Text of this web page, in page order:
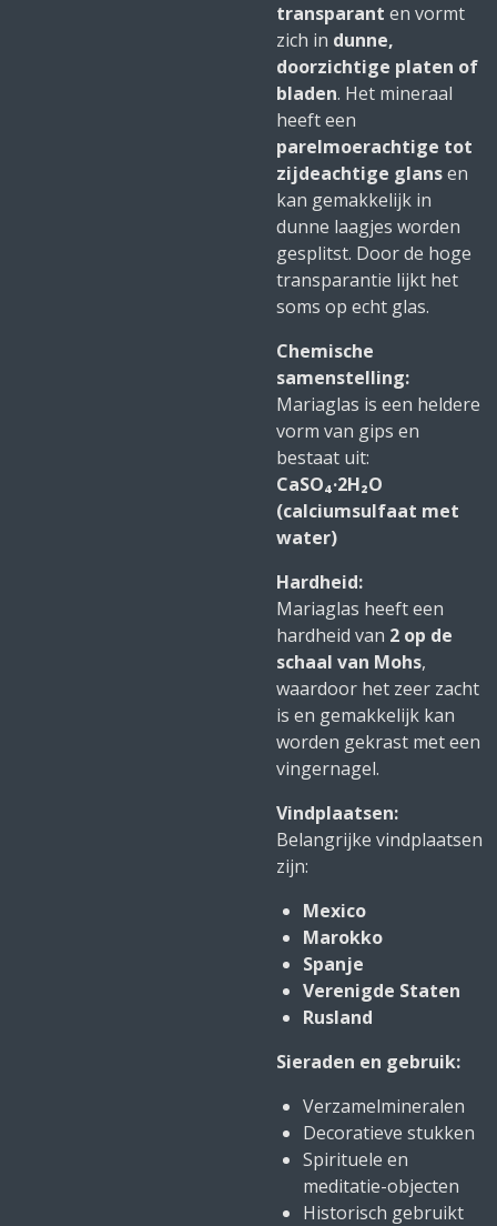
transparant en vormt
zich in dunne,
doorzichtige platen of
bladen. Het mineraal
heeft een
parelmoerachtige tot
zijdeachtige glansen
kan gemakkelijk in
dunne laagjes worden
gesplitst. Door de hoge
transparantie lijkt het
soms op echt glas.
Chemische
samenstelling:
Mariaglas is een heldere
vorm van gips en
bestaat uit:
CaSO₄·2H₂O
(calciumsulfaat met
water)
Hardheid:
Mariaglas heeft een
hardheid van 2 op de
schaal van Mohs,
waardoor het zeer zacht
is en gemakkelijk kan
worden gekrast met een
vingernagel.
Vindplaatsen:
Belangrijke vindplaatsen
zijn:
Mexico
Marokko
Spanje
Verenigde Staten
Rusland
Sieraden en gebruik:
Verzamelmineralen
Decoratieve stukken
Spirituele en
meditatie-objecten
Historisch gebruikt